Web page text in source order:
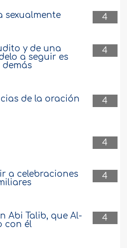
4
sexualmente
4
y de una
a seguir es
demás
4
de la oración
4
4
a celebraciones
4
Abi Talib, que Al-
con él